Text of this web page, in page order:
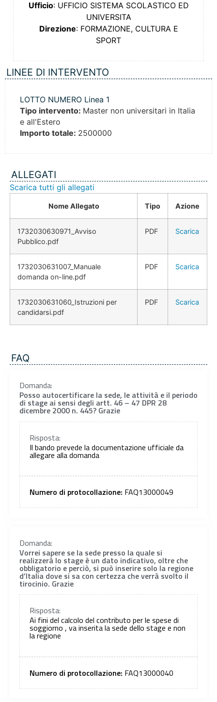
Ufficio: UFFICIO SISTEMA SCOLASTICO ED
UNIVERSITA
Direzione: FORMAZIONE, CULTURA E
SPORT
LINEE DI INTERVENTO
LOTTO NUMERO Linea 1
Tipo intervento: Master non universitari in Italia
e all'Estero
Importo totale: 2500000
ALLEGATI
Scarica tutti gli allegati
Nome Allegato Tipo Azione
1732030630971_Avviso
Pubblico.pdf
PDF Scarica
1732030631007_Manuale
domanda on-line.pdf
PDF Scarica
1732030631060_Istruzioni per
candidarsi.pdf
PDF Scarica
FAQ
Domanda:
Posso autocertificare la sede, le attività e il periodo
di stage ai sensi degli artt. 46 – 47 DPR 28
dicembre 2000 n. 445? Grazie
Risposta:
Il bando prevede la documentazione ufficiale da
allegare alla domanda
Numero di protocollazione: FAQ13000049
Domanda:
Vorrei sapere se la sede presso la quale si
realizzerà lo stage è un dato indicativo, oltre che
obbligatorio e perciò, si può inserire solo la regione
d’Italia dove si sa con certezza che verrà svolto il
tirocinio. Grazie
Risposta:
Ai fini del calcolo del contributo per le spese di
soggiorno , va inserita la sede dello stage e non
la regione
Numero di protocollazione: FAQ13000040